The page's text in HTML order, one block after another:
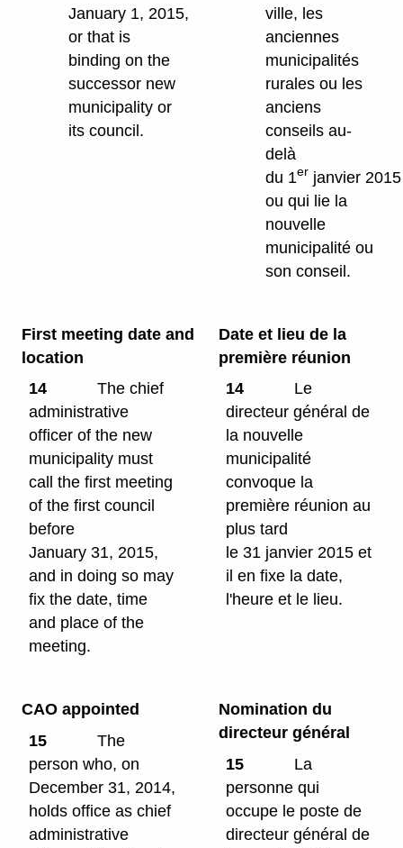
January 1, 2015,
or that is
binding on the
successor new
municipality or
its council.
ville, les
anciennes
municipalités
rurales ou les
anciens
conseils au-
delà
du 1er janvier 2015
ou qui lie la
nouvelle
municipalité ou
son conseil.
First meeting date and
location
14
The chief
administrative
officer of the new
municipality must
call the first meeting
of the first council
before
January 31, 2015,
and in doing so may
fix the date, time
and place of the
meeting.
Date et lieu de la
première réunion
14
Le
directeur général de
la nouvelle
municipalité
convoque la
première réunion au
plus tard
le 31 janvier 2015 et
il en fixe la date,
l'heure et le lieu.
CAO appointed
15
The
person who, on
December 31, 2014,
holds office as chief
administrative
Nomination du
directeur général
15
La
personne qui
occupe le poste de
directeur général de